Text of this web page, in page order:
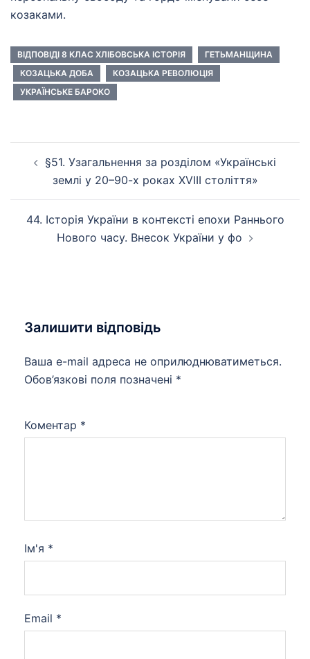
козаками.
ВІДПОВІДІ 8 КЛАС ХЛІБОВСЬКА ІСТОРІЯ
ГЕТЬМАНЩИНА
КОЗАЦЬКА ДОБА
КОЗАЦЬКА РЕВОЛЮЦІЯ
УКРАЇНСЬКЕ БАРОКО
запису
§51. Узагальнення за розділом «Українські
землі у 20–90-х роках XVIII століття»
44. Історія України в контексті епохи Раннього
Нового часу. Внесок України у фо
Залишити відповідь
Ваша e-mail адреса не оприлюднюватиметься.
Обов’язкові поля позначені *
Коментар *
Ім'я *
Email *